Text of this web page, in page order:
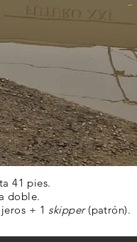
41 pies.
doble.
+ 1 skipper(patrón).